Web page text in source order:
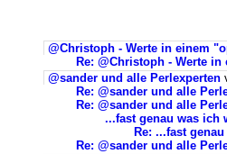
@Christoph - Werte in einem
Re: @Christoph - Werte
@sander und alle Perlexperten
Re: @sander und alle
Re: @sander und alle
...fast genau was ich
Re: ...fast
Re: @sander und alle